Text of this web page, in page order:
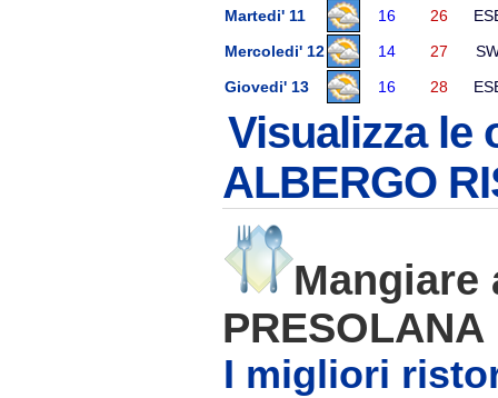
Martedi' 11
16 26
Mercoledi' 12
14 27
Giovedi' 13
16 28
Visualizza le
ALBERGO
Mangiare
PRESOLANA
I migliori